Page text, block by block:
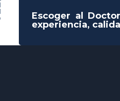
Escoger al
experiencia,